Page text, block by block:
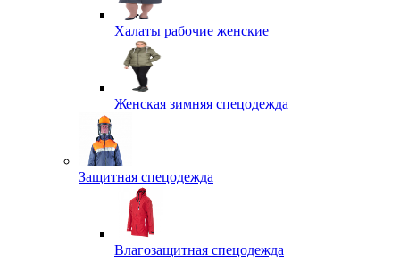
Халаты рабочие женские
Женская зимняя спецодежда
Защитная спецодежда
Влагозащитная спецодежда